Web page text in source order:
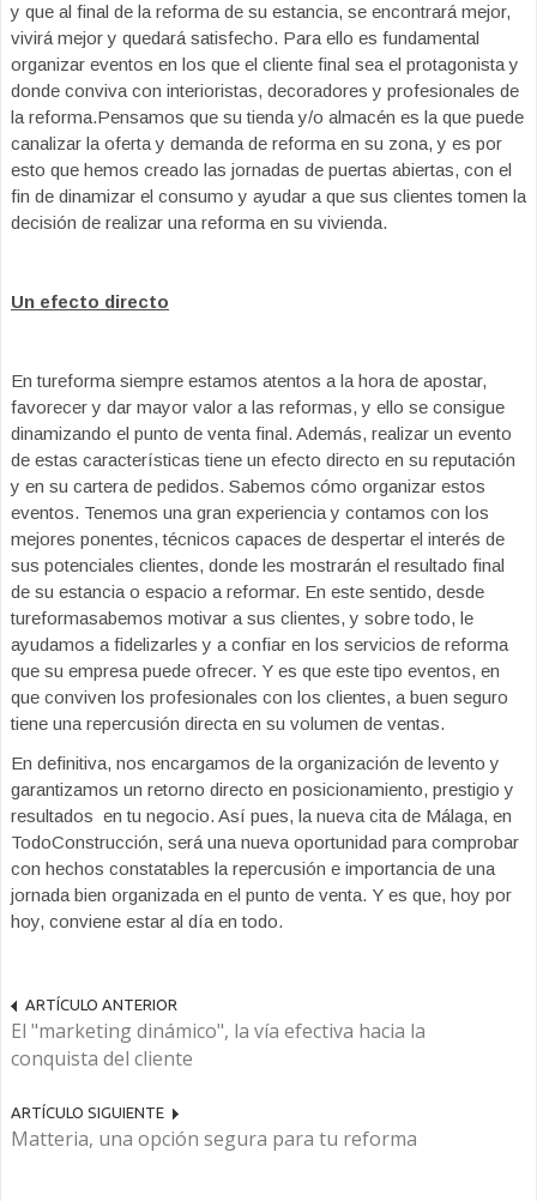
y que al final de la reforma de su estancia, se encontrará mejor,
vivirá mejor y quedará satisfecho. Para ello es fundamental
organizar eventos en los que el cliente final sea el protagonista y
donde conviva con interioristas, decoradores y profesionales de
la reforma.Pensamos que su tienda y/o almacén es la que puede
canalizar la oferta y demanda de reforma en su zona, y es por
esto que hemos creado las jornadas de puertas abiertas, con el
fin de dinamizar el consumo y ayudar a que sus clientes tomen la
decisión de realizar una reforma en su vivienda.
Un efecto directo
En tureforma siempre estamos atentos a la hora de apostar,
favorecer y dar mayor valor a las reformas, y ello se consigue
dinamizando el punto de venta final. Además, realizar un evento
de estas características tiene un efecto directo en su reputación
y en su cartera de pedidos. Sabemos cómo organizar estos
eventos. Tenemos una gran experiencia y contamos con los
mejores ponentes, técnicos capaces de despertar el interés de
sus potenciales clientes, donde les mostrarán el resultado final
de su estancia o espacio a reformar. En este sentido, desde
tureformasabemos motivar a sus clientes, y sobre todo, le
ayudamos a fidelizarles y a confiar en los servicios de reforma
que su empresa puede ofrecer. Y es que este tipo eventos, en
que conviven los profesionales con los clientes, a buen seguro
tiene una repercusión directa en su volumen de ventas.
En definitiva, nos encargamos de la organización de levento y
garantizamos un retorno directo en posicionamiento, prestigio y
resultados en tu negocio. Así pues, la nueva cita de Málaga, en
TodoConstrucción, será una nueva oportunidad para comprobar
con hechos constatables la repercusión e importancia de una
jornada bien organizada en el punto de venta. Y es que, hoy por
hoy, conviene estar al día en todo.
ARTÍCULO ANTERIOR
El "marketing dinámico", la vía efectiva hacia la
conquista del cliente
ARTÍCULO SIGUIENTE
Matteria, una opción segura para tu reforma